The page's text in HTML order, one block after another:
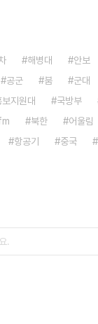
해병대 안보
공군 붐 군대
보지원대 국방부
북한 어울림
항공기 중국